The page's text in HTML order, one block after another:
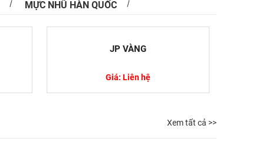
MỰC NHŨ HÀN QUỐC
JP VÀNG
Giá: Liên hệ
Xem tất cả >>